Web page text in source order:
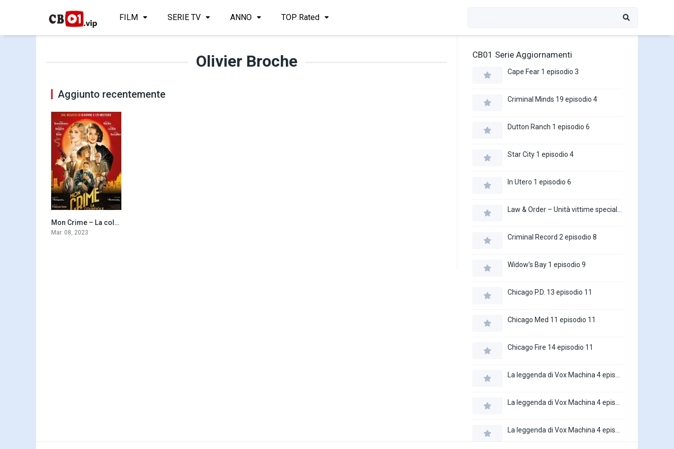
FILM SERIE TV ANNO TOP Rated
Olivier Broche
Aggiunto recentemente
6.7Mon Crime – La colpevole sono io (2023)
Mar. 08, 2023
CB01 Serie Aggiornamenti
Cape Fear 1 episodio 3
Criminal Minds 19 episodio 4
Dutton Ranch 1 episodio 6
Star City 1 episodio 4
In Utero 1 episodio 6
Criminal Record 2 episodio 8
Widow’s Bay 1 episodio 9
Chicago P.D. 13 episodio 11
Chicago Med 11 episodio 11
Chicago Fire 14 episodio 11